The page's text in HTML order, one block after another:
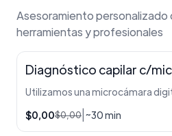
Asesoramiento personalizado
herramientas y profesionales
Diagnóstico capilar c/
$0,00$0,00 ~30 min